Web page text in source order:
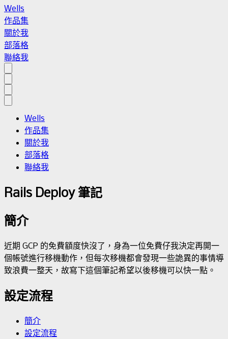
Wells
作品集
關於我
部落格
聯絡我
Wells
作品集
關於我
部落格
聯絡我
Rails Deploy 筆記
簡介
近期 GCP 的免費額度快沒了，身為一位免費仔我決定再開一
個帳號進行移機動作，但每次移機都會發現一些詭異的事情導
致浪費一整天，故寫下這個筆記希望以後移機可以快一點。
設定流程
簡介
設定流程